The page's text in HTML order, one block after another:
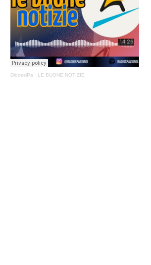
DiocesiPa · LE BUONE NOTIZIE